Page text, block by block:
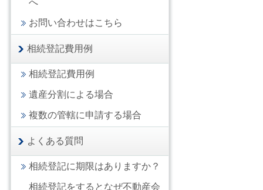
お問い合わせはこちら
相続登記費用例
相続登記費用例
遺産分割による場合
複数の管轄に申請する場合
よくある質問
相続登記に期限はありますか？
相続登記をするとなぜ不動産会